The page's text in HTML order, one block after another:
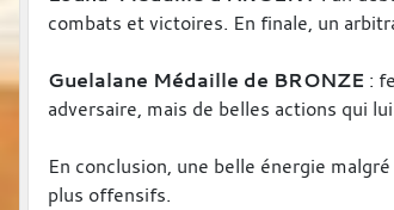
combats et victoires. En finale, un
Guelalane Médaille de BRONZE :
adversaire, mais de belles actions qui
En conclusion, une belle énergie
plus offensifs.